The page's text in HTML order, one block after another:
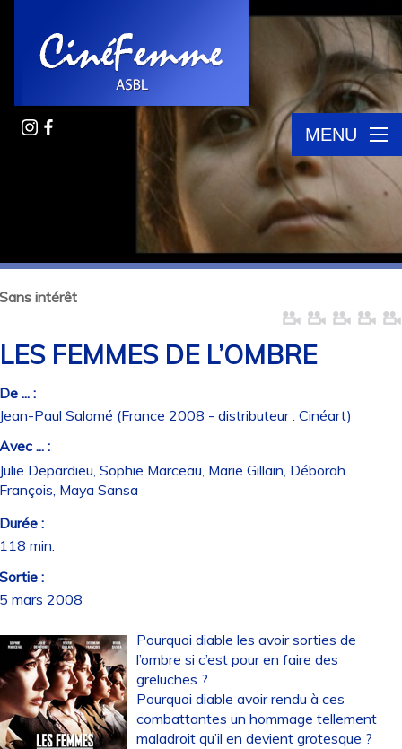
MENU
intérêt
FEMMES DE L’OMBRE
... :
Paul Salomé (France 2008 - distributeur : Cinéart)
... :
Depardieu, Sophie Marceau, Marie Gillain, Déborah
Maya Sansa
:
min.
:
mars 2008
Pourquoi diable les avoir sorties de
l’ombre si c’est pour en faire des
greluches ?
Pourquoi diable avoir rendu à ces
combattantes un hommage tellement
maladroit qu’il en devient grotesque ?